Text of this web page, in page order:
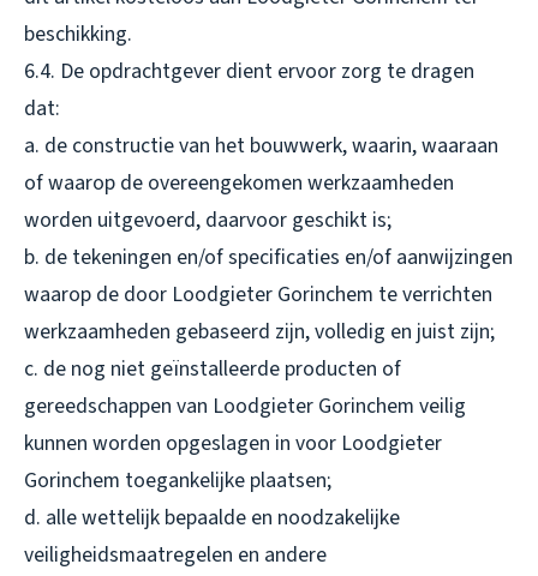
beschikking.
6.4. De opdrachtgever dient ervoor zorg te dragen
dat:
a. de constructie van het bouwwerk, waarin, waaraan
of waarop de overeengekomen werkzaamheden
worden uitgevoerd, daarvoor geschikt is;
b. de tekeningen en/of specificaties en/of aanwijzingen
waarop de door Loodgieter Gorinchem te verrichten
werkzaamheden gebaseerd zijn, volledig en juist zijn;
c. de nog niet geïnstalleerde producten of
gereedschappen van Loodgieter Gorinchem veilig
kunnen worden opgeslagen in voor Loodgieter
Gorinchem toegankelijke plaatsen;
d. alle wettelijk bepaalde en noodzakelijke
veiligheidsmaatregelen en andere